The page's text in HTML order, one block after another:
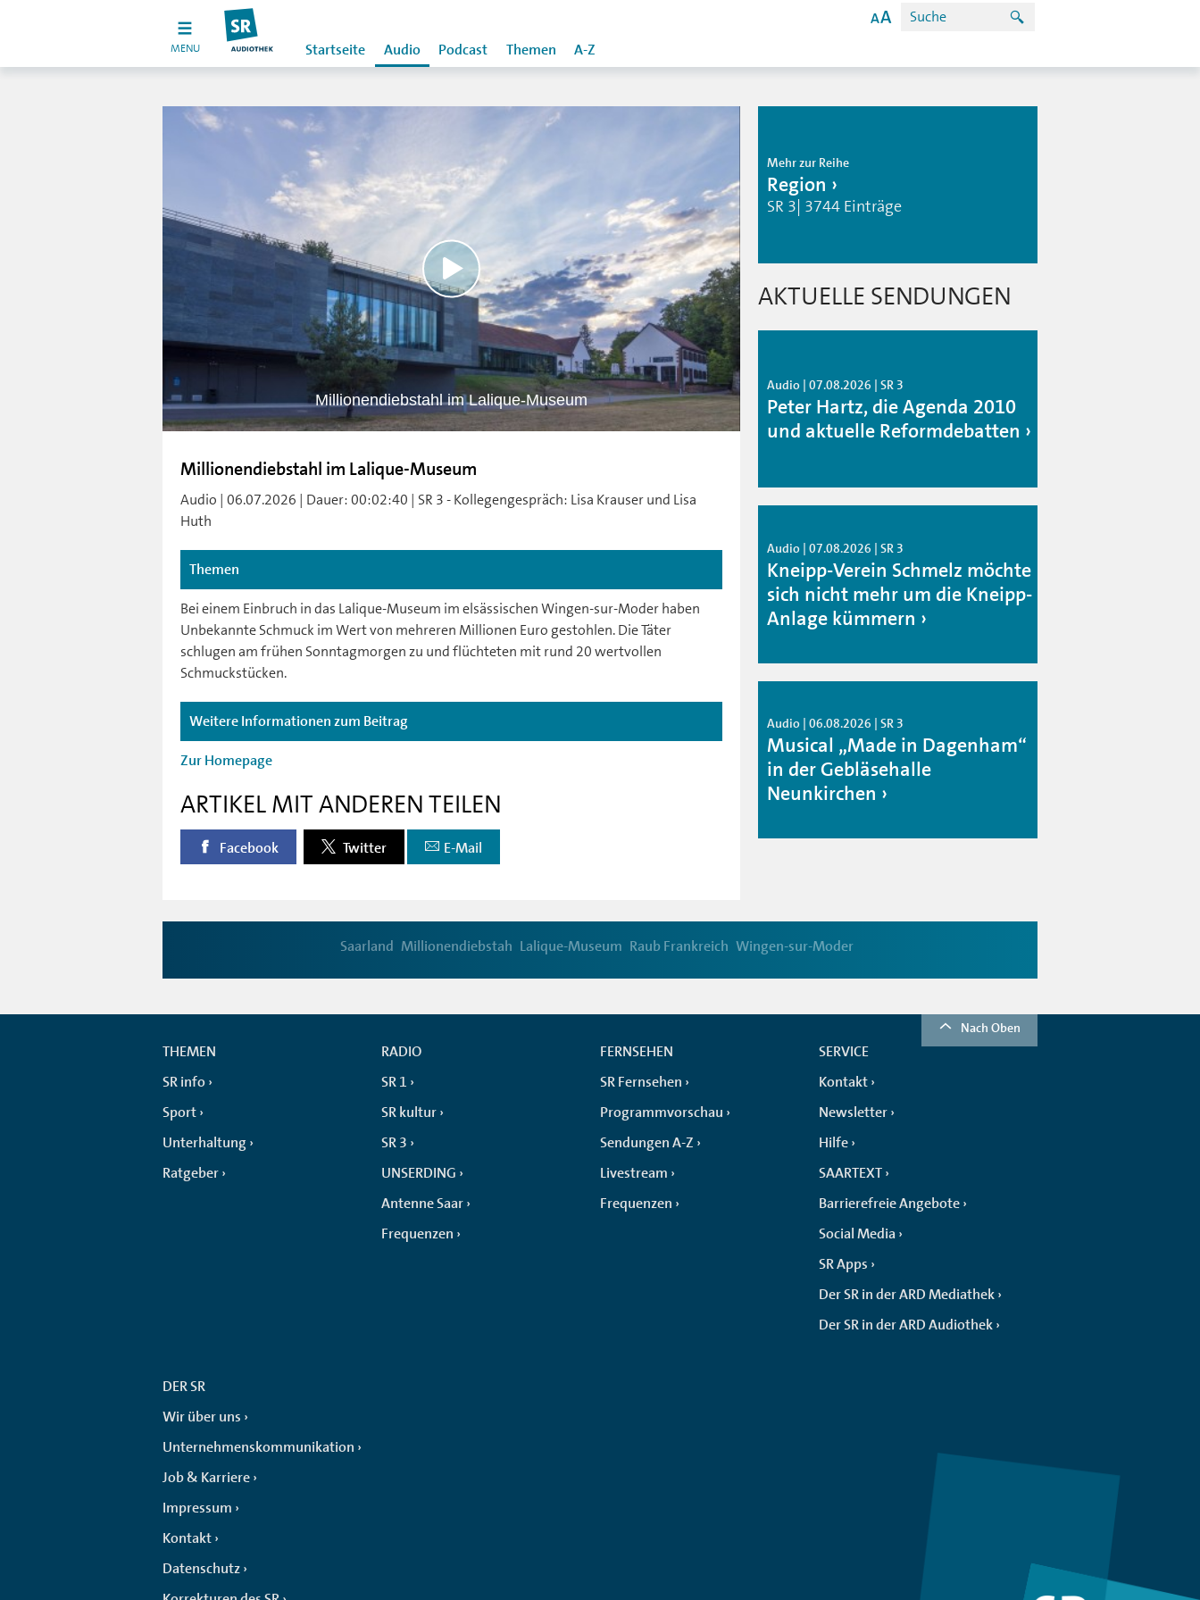
MENU Startseite Audio Podcast Themen A-Z
Millionendiebstahl im Lalique-Museum
Millionendiebstahl im Lalique-Museum
Audio | 06.07.2026 | Dauer: 00:02:40 | SR 3 - Kollegengespräch: Lisa Krauser und Lisa
Huth
Themen
Bei einem Einbruch in das Lalique-Museum im elsässischen Wingen-sur-Moder haben
Unbekannte Schmuck im Wert von mehreren Millionen Euro gestohlen. Die Täter
schlugen am frühen Sonntagmorgen zu und flüchteten mit rund 20 wertvollen
Schmuckstücken.
Weitere Informationen zum Beitrag
Zur Homepage
ARTIKEL MIT ANDEREN TEILEN
Facebook Twitter E-Mail
Mehr zur Reihe
Region
SR 3| 3744 Einträge
AKTUELLE SENDUNGEN
Audio | 07.08.2026 | SR 3
Peter Hartz, die Agenda 2010
und aktuelle Reformdebatten
Audio | 07.08.2026 | SR 3
Kneipp-Verein Schmelz möchte
sich nicht mehr um die Kneipp-
Anlage kümmern
Audio | 06.08.2026 | SR 3
Musical „Made in Dagenham“
in der Gebläsehalle
Neunkirchen
Saarland Millionendiebstah Lalique-Museum Raub Frankreich Wingen-sur-Moder
Nach Oben
THEMEN
SR info
Sport
Unterhaltung
Ratgeber
RADIO
SR 1
SR kultur
SR 3
UNSERDING
Antenne Saar
Frequenzen
FERNSEHEN
SR Fernsehen
Programmvorschau
Sendungen A-Z
Livestream
Frequenzen
SERVICE
Kontakt
Newsletter
Hilfe
SAARTEXT
Barrierefreie Angebote
Social Media
SR Apps
Der SR in der ARD Mediathek
Der SR in der ARD Audiothek
DER SR
Wir über uns
Unternehmenskommunikation
Job & Karriere
Impressum
Kontakt
Datenschutz